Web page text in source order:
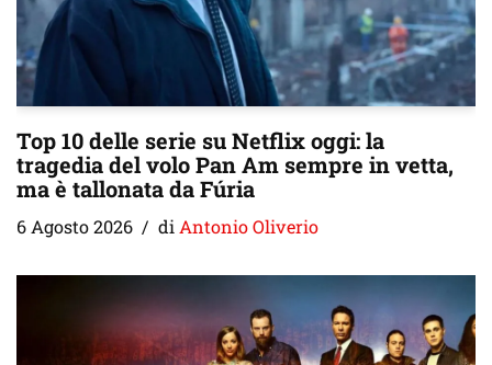
Top 10 delle serie su Netflix oggi: la
tragedia del volo Pan Am sempre in vetta,
ma è tallonata da Fúria
6 Agosto 2026 diAntonio Oliverio